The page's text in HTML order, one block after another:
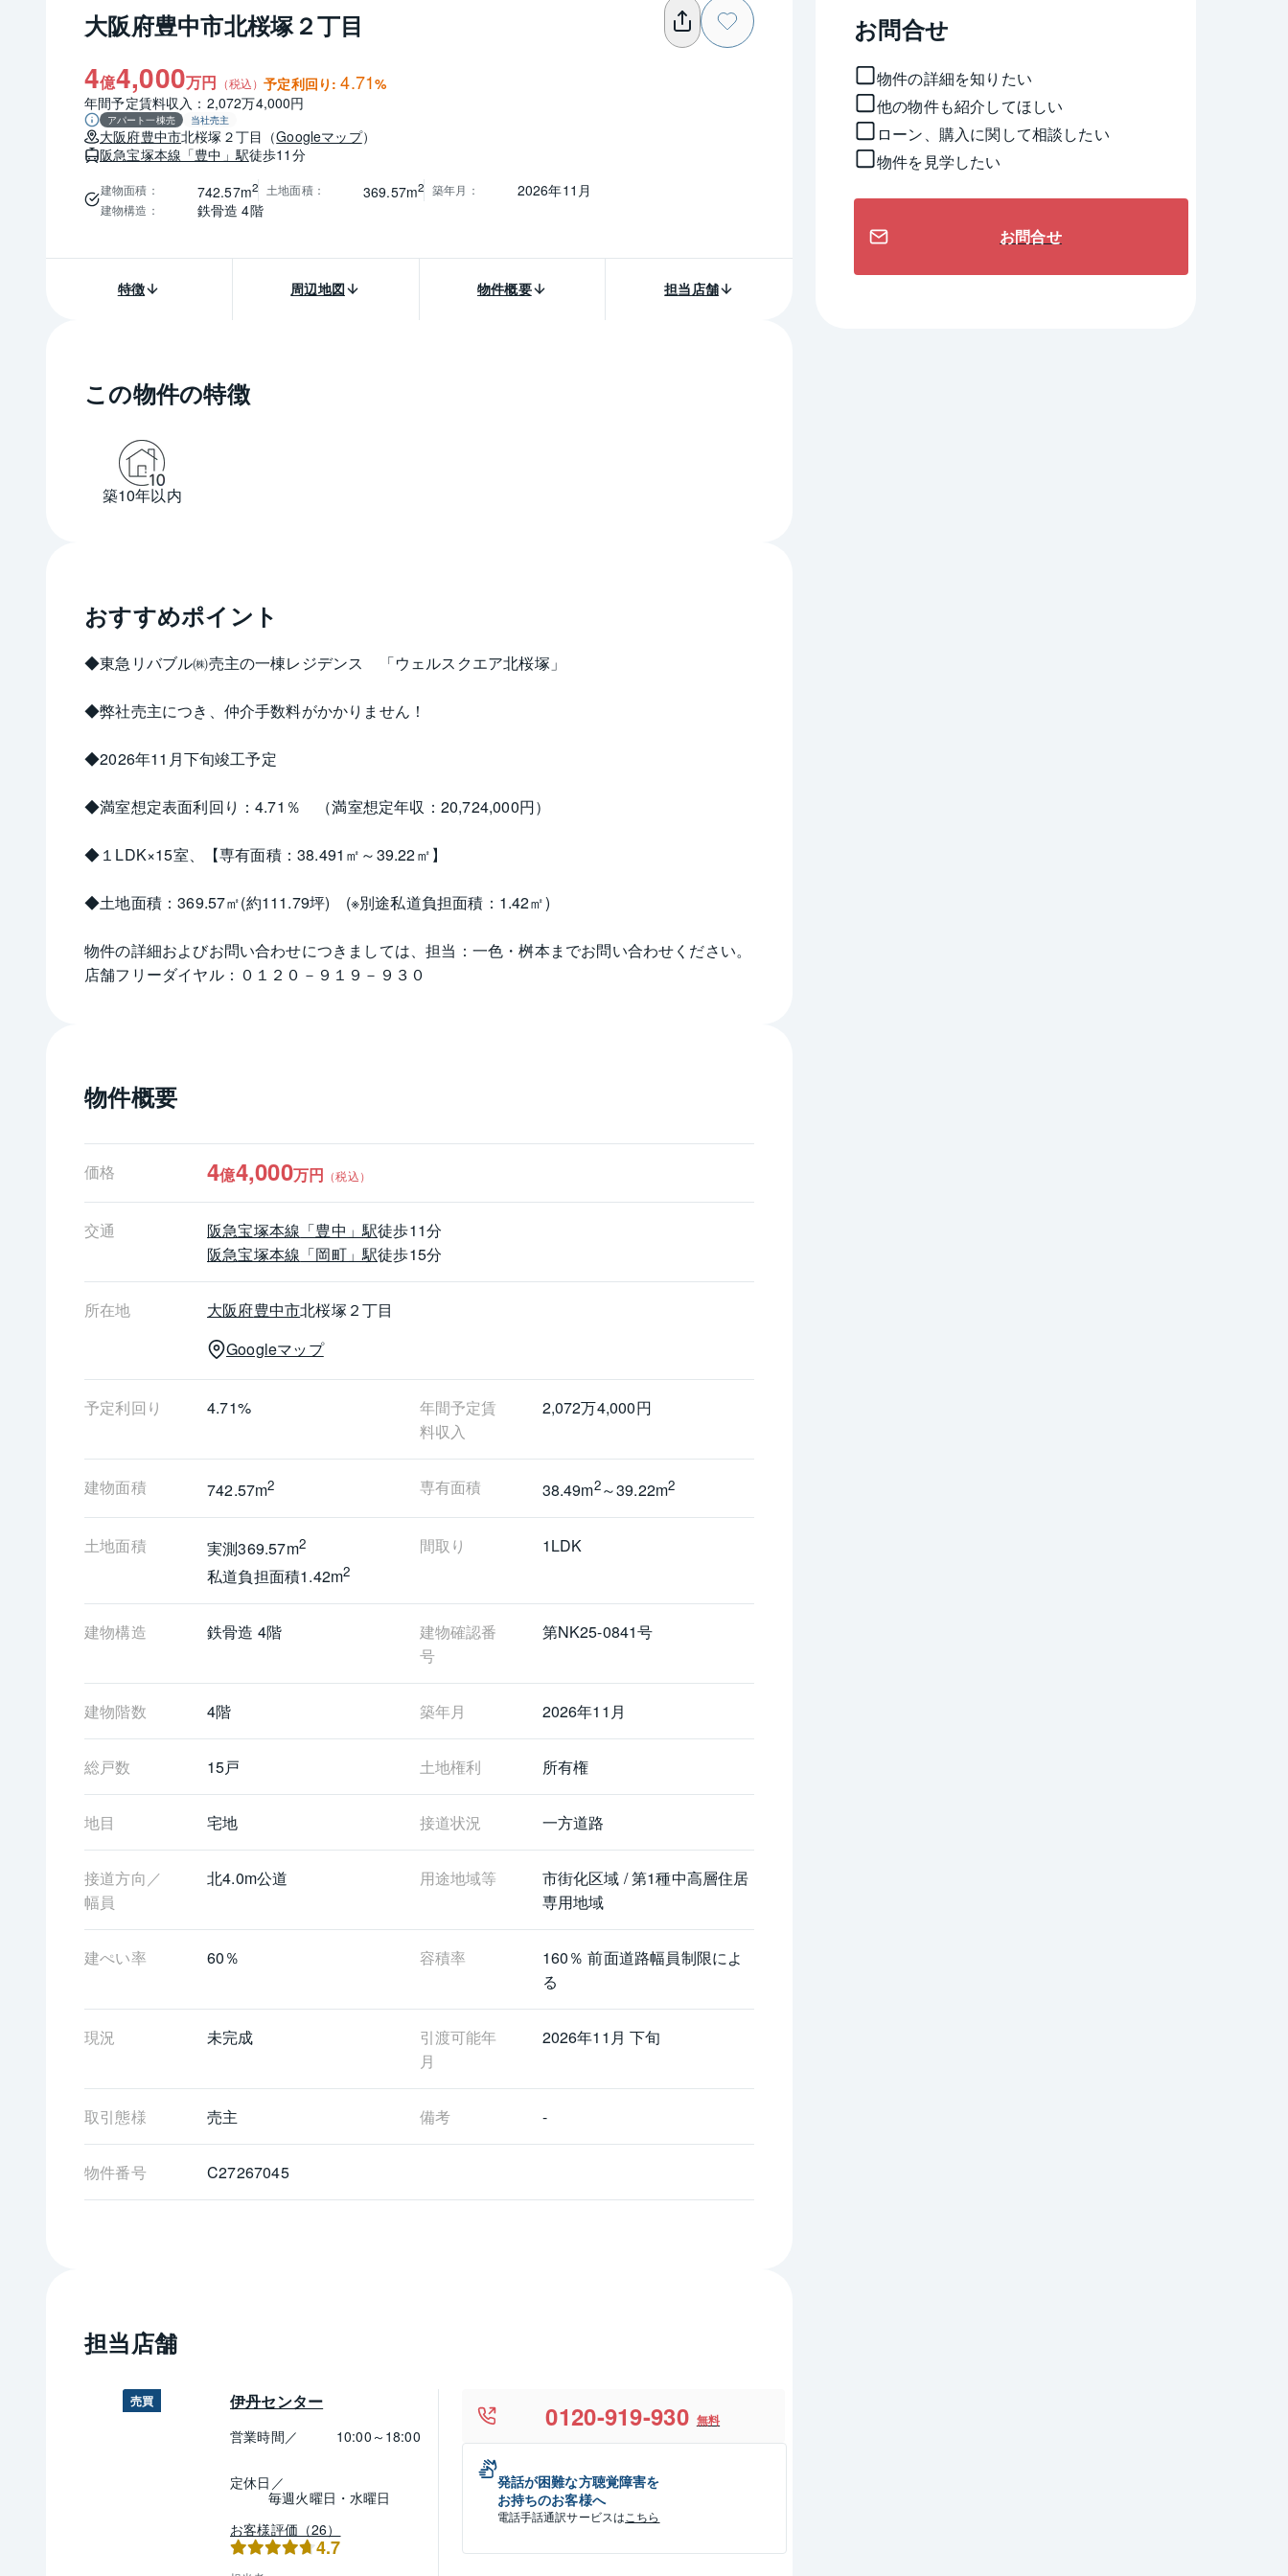
大阪府豊中市北桜塚２丁目
4億4,000万円 （税込）予定利回り:4.71%
年間予定賃料収入：2,072万4,000円
アパート一棟売 当社売主
大阪府豊中市北桜塚２丁目 （Googleマップ）
阪急宝塚本線 「豊中」駅徒歩11分
建物面積 ： 742.57m2 土地面積： 369.57m2 築年月 ： 2026年11月
建物構造 ： 鉄骨造 4階
特徴 周辺地図 物件概要 担当店舗
この物件の特徴
築10年以内
おすすめポイント
◆東急リバブル㈱売主の一棟レジデンス　「ウェルスクエア北桜塚」
◆弊社売主につき、仲介手数料がかかりません！
◆2026年11月下旬竣工予定
◆満室想定表面利回り：4.71％　（満室想定年収：20,724,000円）
◆１LDK×15室、【専有面積：38.491㎡～39.22㎡】
◆土地面積：369.57㎡(約111.79坪)　(※別途私道負担面積：1.42㎡)
物件の詳細およびお問い合わせにつきましては、担当：一色・桝本までお問い合わせください。
店舗フリーダイヤル：０１２０－９１９－９３０
物件概要
価格 4億4,000万円 （税込）
交通 阪急宝塚本線 「豊中」駅徒歩11分
阪急宝塚本線 「岡町」駅徒歩15分
所在地 大阪府豊中市北桜塚２丁目
Googleマップ
予定利回り 4.71%
年間予定賃
料収入
2,072万4,000円
建物面積 742.57m2 専有面積 38.49m2～39.22m2
土地面積 実測369.57m2
私道負担面積1.42m2
間取り 1LDK
建物構造 鉄骨造 4階
建物確認番
号
第NK25-0841号
建物階数 4階 築年月 2026年11月
総戸数 15戸 土地権利 所有権
地目 宅地 接道状況 一方道路
接道方向／
幅員
北4.0m公道 用途地域等
市街化区域 / 第1種中高層住居
専用地域
建ぺい率 60％ 容積率
160％ 前面道路幅員制限によ
る
現況 未完成
引渡可能年
月
2026年11月 下旬
取引態様 売主 備考 -
物件番号 C27267045
担当店舗
売買 伊丹センター
営業時間／ 10:00～18:00
定休日／
毎週火曜日・水曜日
お客様評価（26）
4.7
0120-919-930 無料
発話が困難な方聴覚障害を
お持ちのお客様へ
電話手話通訳サービスは こちら
お問合せ
物件の詳細を知りたい
他の物件も紹介してほしい
ローン、購入に関して相談したい
物件を見学したい
お問合せ